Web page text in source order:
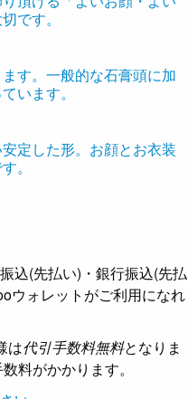
です。
す。一般的な石膏頭に加
います。
定した形。お顔とお衣装
。
込(先払い)・銀行振込(先払
ウォレットがご利用になれ
は代引手数料無料となりま
料がかかります。